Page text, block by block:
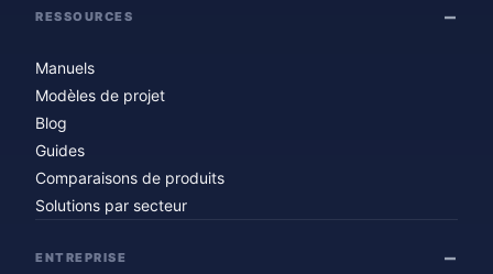
RESSOURCES
Manuels
Modèles de projet
Blog
Guides
Comparaisons de produits
Solutions par secteur
ENTREPRISE